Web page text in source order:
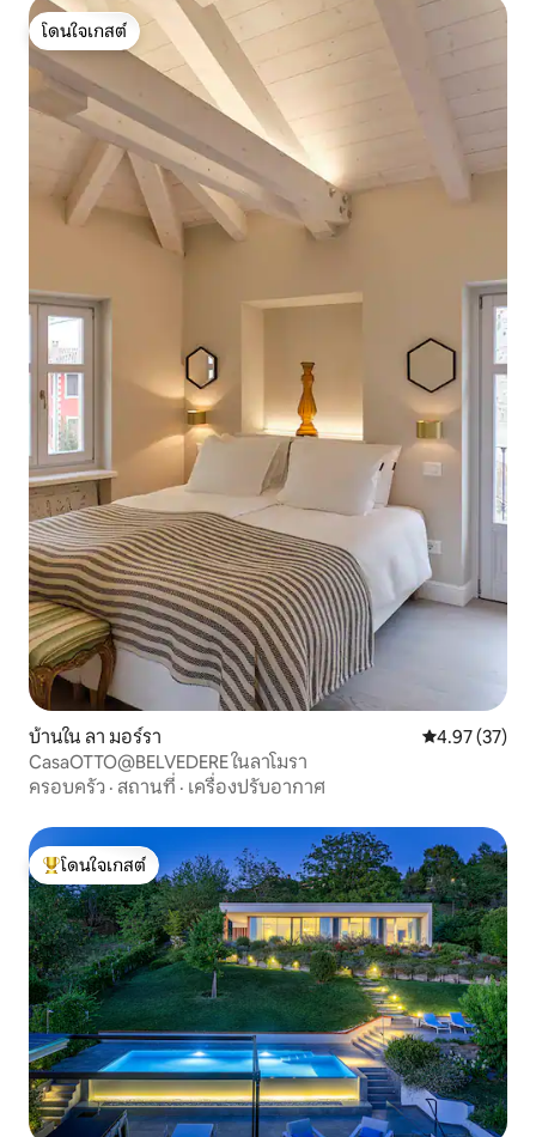
โดนใจเกสต์
โดนใจเกสต์
บ้านใน ลา มอร์รา คะแนนเฉลี่ย
4.97 (37)
CasaOTTO@BELVEDERE ในลาโมรา
ครอบครัว · สถานที่ · เครื่องปรับอากาศ
โดนใจเกสต์ที่สุด
โดนใจเกสต์